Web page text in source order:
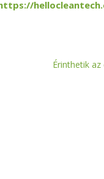
Érinthetik